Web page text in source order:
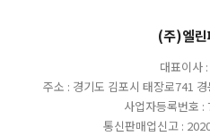
(주)엘린
대표이사
주소 : 경기도 김포시 태장로741
사업자등록번호
통신판매업신고 :